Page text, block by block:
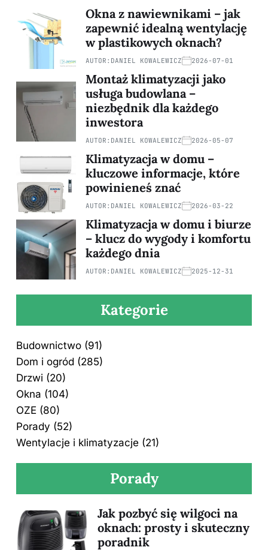
Okna z nawiewnikami – jak
zapewnić idealną wentylację
w plastikowych oknach?
AUTOR: DANIEL KOWALEWICZ 2026-07-01
Montaż klimatyzacji jako
usługa budowlana –
niezbędnik dla każdego
inwestora
AUTOR: DANIEL KOWALEWICZ 2026-05-07
Klimatyzacja w domu –
kluczowe informacje, które
powinieneś znać
AUTOR: DANIEL KOWALEWICZ 2026-03-22
Klimatyzacja w domu i biurze
– klucz do wygody i komfortu
każdego dnia
AUTOR: DANIEL KOWALEWICZ 2025-12-31
Kategorie
Budownictwo (91)
Dom i ogród (285)
Drzwi (20)
Okna (104)
OZE (80)
Porady (52)
Wentylacje i klimatyzacje (21)
Porady
Jak pozbyć się wilgoci na
oknach: prosty i skuteczny
poradnik